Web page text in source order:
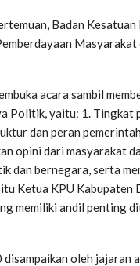
Badan
acara sambil
Politik, yaitu: 1.
dan peran
opini dari masyarakat
dan bernegara, serta
Ketua KPU
memiliki andil penting
oleh